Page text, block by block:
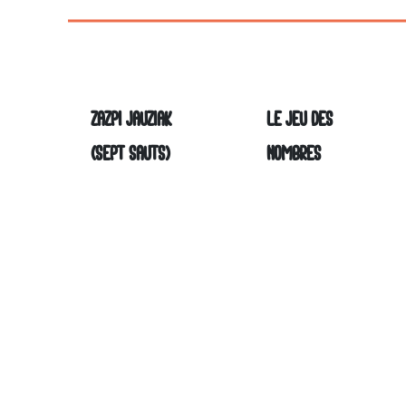
ZAZPI JAUZIAK
(SEPT SAUTS)
LIRE
LE JEU DES
NOMBRES
LIRE